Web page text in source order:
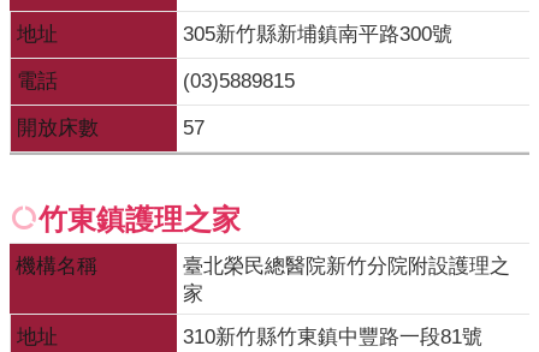
地址 305新竹縣新埔鎮南平路300號
電話 (03)5889815
開放床數 57
竹東鎮護理之家
機構名稱
臺北榮民總醫院新竹分院附設護理之
家
地址
310新竹縣竹東鎮中豐路一段81號